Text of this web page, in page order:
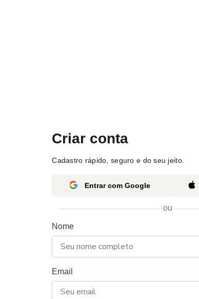
Criar conta
Cadastro rápido, seguro e do seu jeito.
Entrar com Google
ou
Nome
Email